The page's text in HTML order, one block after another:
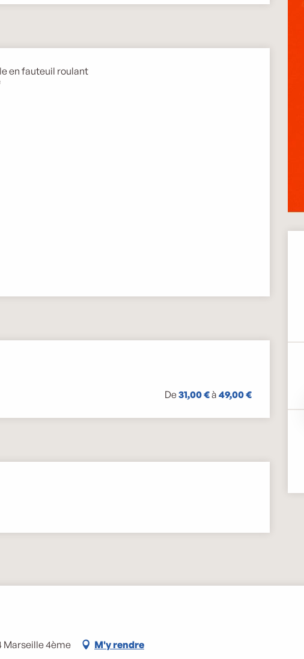
en fauteuil roulant
De31,00 €à49,00 €
Marseille 4ème M'y rendre